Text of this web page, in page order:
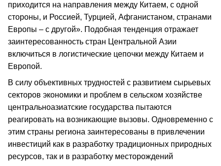
приходится на направления между Китаем, с одной
стороны, и Россией, Турцией, Афганистаном, странами
Европы – с другой». Подобная тенденция отражает
заинтересованность стран Центральной Азии
включиться в логистические цепочки между Китаем и
Европой.
В силу объективных трудностей с развитием сырьевых
секторов экономики и проблем в сельском хозяйстве
центральноазиатские государства пытаются
реагировать на возникающие вызовы. Одновременно с
этим страны региона заинтересованы в привлечении
инвестиций как в разработку традиционных природных
ресурсов, так и в разработку месторождений